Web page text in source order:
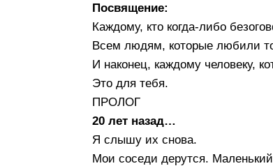
Посвящение:
Каждому, кто когда-либо
Всем людям, которые любили
И наконец, каждому человеку,
Это для тебя.
ПРОЛОГ
20 лет назад…
Я слышу их снова.
Мои соседи дерутся.